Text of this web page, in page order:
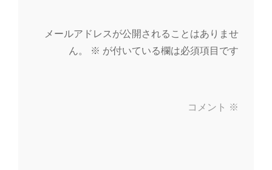
メールアドレスが公開されることはありませ
ん。
※ が付いている欄は必須項目です
コメント ※